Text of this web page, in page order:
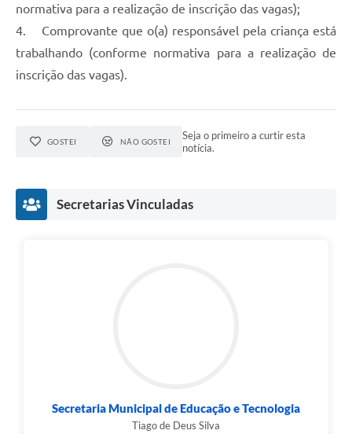
normativa para a realização de inscrição das vagas);
4. Comprovante que o(a) responsável pela criança está
trabalhando (conforme normativa para a realização de
inscrição das vagas).
GOSTEI NÃO GOSTEI
Seja o primeiro a curtir esta
notícia.
Secretarias Vinculadas
Secretaria Municipal de Educação e Tecnologia
Tiago de Deus Silva